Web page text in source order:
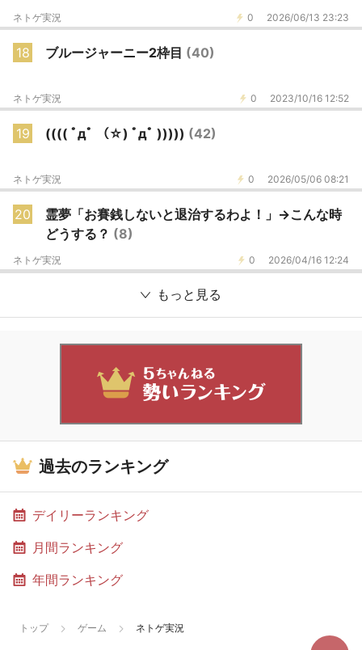
0 2026/06/13 23:23
ネトゲ実況
18 ブルージャーニー2枠目 (40)
0 2023/10/16 12:52
ネトゲ実況
19 (((( ﾟдﾟ （☆) ﾟдﾟ ))))) (42)
0 2026/05/06 08:21
ネトゲ実況
20
霊夢「お賽銭しないと退治するわよ！」→こんな時
どうする？ (8)
0 2026/04/16 12:24
ネトゲ実況
もっと見る
過去のランキング
デイリーランキング
月間ランキング
年間ランキング
トップ ゲーム ネトゲ実況